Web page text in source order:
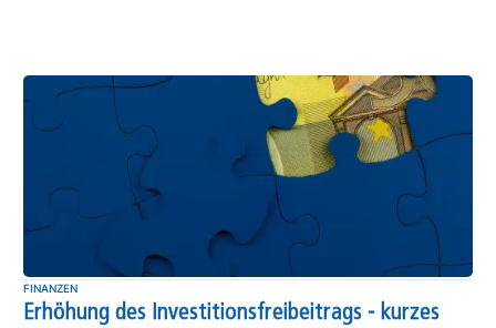
FINANZEN
Erhöhung des Investitionsfreibeitrags - kurzes